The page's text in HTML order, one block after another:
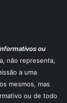
ou
não representa,
a uma
mesmos, mas
ou de todo